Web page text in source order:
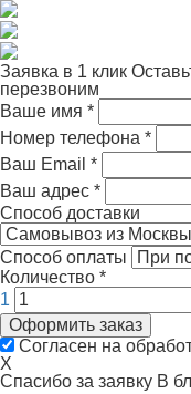
Заявка в 1 клик
перезвоним
Ваше имя *
Номер телефона *
Ваш Email *
Ваш адрес *
Способ доставки
Способ оплаты
Количество *
1
Оформить заказ
Согласен на
X
Спасибо за заявку В